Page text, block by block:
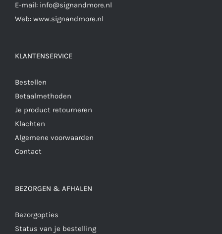
E-mail: info@signandmore.nl
Web: www.signandmore.nl
KLANTENSERVICE
Bestellen
Betaalmethoden
Je product retourneren
Klachten
Algemene voorwaarden
Contact
BEZORGEN & AFHALEN
Bezorgopties
Status van je bestelling